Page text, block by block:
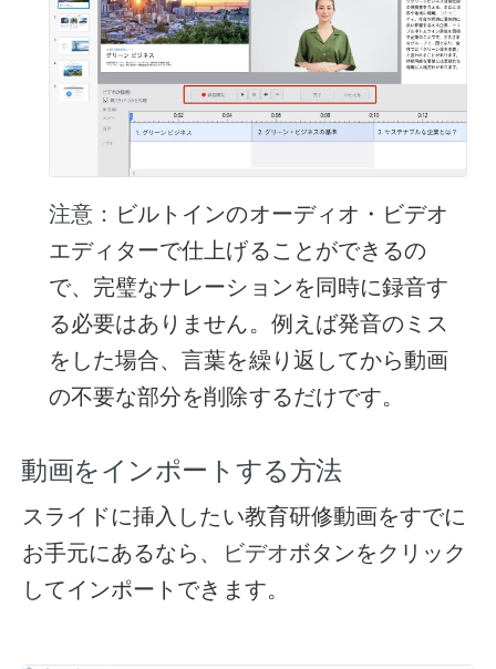
注意： ビルトインのオーディオ・ビデオ
エディターで仕上げることができるの
で、完璧なナレーションを同時に録音す
る必要はありません。例えば発音のミス
をした場合、言葉を繰り返してから動画
の不要な部分を削除するだけです。
動画をインポートする方法
スライドに挿入したい教育研修動画をすでに
お手元にあるなら、
ビデオボタンをクリック
してインポートできます。